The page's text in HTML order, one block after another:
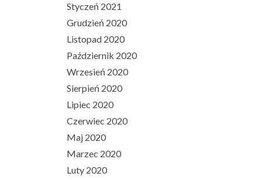
Styczeń 2021
Grudzień 2020
Listopad 2020
Październik 2020
Wrzesień 2020
Sierpień 2020
Lipiec 2020
Czerwiec 2020
Maj 2020
Marzec 2020
Luty 2020